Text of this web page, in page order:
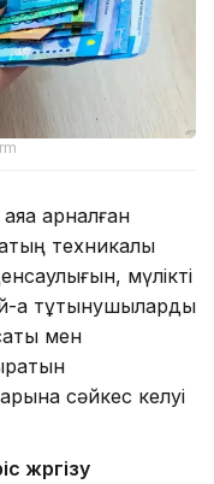
арналған
техникалық
мүлікті
ақ тұтынушыларды
мен
сәйкес келуі
жүргізу